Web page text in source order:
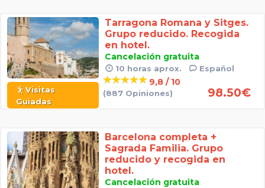
Visitas
Guiadas
Tarragona Romana y Sitges.
Grupo reducido. Recogida
en hotel.
Cancelación gratuita
10 horas aprox. Español
9,8 / 10
(887 Opiniones) 98.50€
Barcelona completa +
Sagrada Familia. Grupo
reducido y recogida en
hotel.
Cancelación gratuita